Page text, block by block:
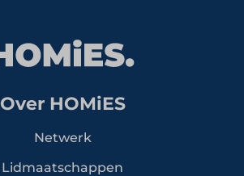
Over HOMiES
Netwerk
Lidmaatschappen